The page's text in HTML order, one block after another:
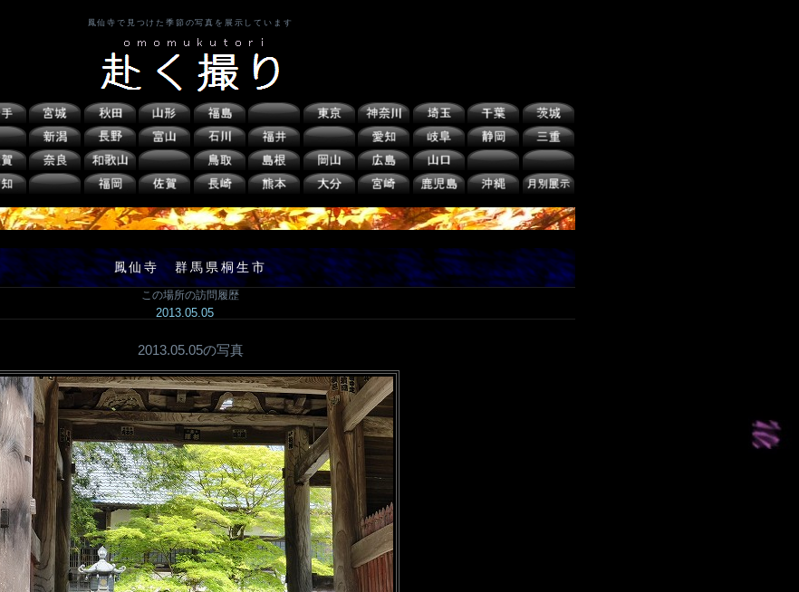
鳳仙寺で見つけた季節の写真を展示しています
鳳仙寺 群馬県桐生市
この場所の訪問履歴
2013.05.05
2013.05.05の写真